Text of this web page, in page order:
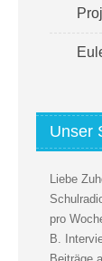
Unser
Liebe
pro
B.